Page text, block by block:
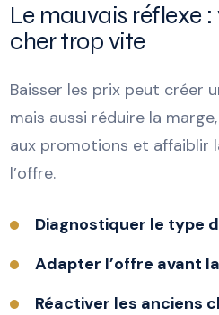
Le mauvais réflexe
cher trop vite
Baisser les prix peut créer
mais aussi réduire la
aux promotions et affaiblir
l’offre.
Diagnostiquer le type
Adapter l’offre avant
Réactiver les anciens